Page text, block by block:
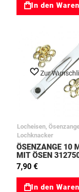
In den
Zur
Locheisen,
Lochknacker
ÖSENZANGE 10
MIT ÖSEN
7,90 €
In den